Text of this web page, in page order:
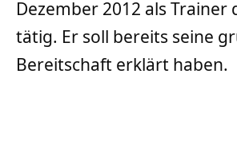
Dezember 2012 als Trainer
tätig. Er soll bereits seine
Bereitschaft erklärt haben.